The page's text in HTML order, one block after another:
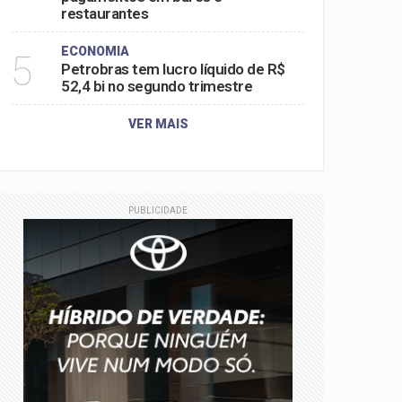
restaurantes
5 ECONOMIA
Petrobras tem lucro líquido de R$
52,4 bi no segundo trimestre
VER MAIS
PUBLICIDADE